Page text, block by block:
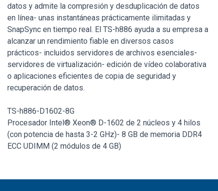
datos y admite la compresión y desduplicación de datos
en línea- unas instantáneas prácticamente ilimitadas y
SnapSync en tiempo real. El TS-h886 ayuda a su empresa a
alcanzar un rendimiento fiable en diversos casos
prácticos- incluidos servidores de archivos esenciales-
servidores de virtualización- edición de vídeo colaborativa
o aplicaciones eficientes de copia de seguridad y
recuperación de datos.
TS-h886-D1602-8G
Procesador Intel® Xeon® D-1602 de 2 núcleos y 4 hilos
(con potencia de hasta 3-2 GHz)- 8 GB de memoria DDR4
ECC UDIMM (2 módulos de 4 GB)